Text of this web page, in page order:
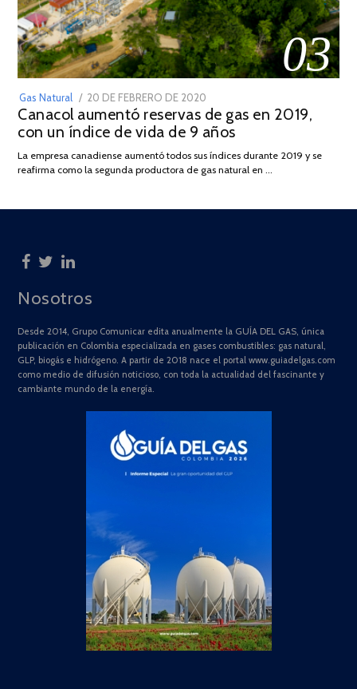
03
Gas Natural
POSTED
ON
20 DE FEBRERO DE 2020
DE
JULIO
2025
Canacol aumentó reservas de gas en 2019,
con un índice de vida de 9 años
La empresa canadiense aumentó todos sus índices durante 2019 y se
reafirma como la segunda productora de gas natural en …
Nosotros
Desde 2014, Grupo Comunicar edita anualmente la GUÍA DEL GAS, única
publicación en Colombia especializada en gases combustibles: gas natural,
GLP, biogás e hidrógeno. A partir de 2018 nace el portal www.guiadelgas.com
como medio de difusión noticioso, con toda la actualidad del fascinante y
cambiante mundo de la energía.